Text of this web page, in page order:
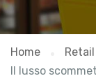
Home
Il lusso